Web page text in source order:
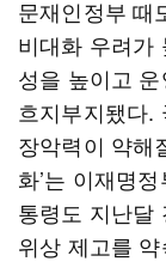
문재인정부 때
비대화 우려가
성을 높이고
흐지부지됐다.
장악력이 약해
화’는 이재명
통령도 지난달
위상 제고를